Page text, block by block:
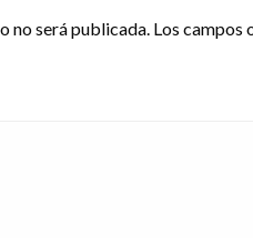
no será publicada. Los campos